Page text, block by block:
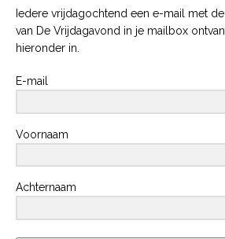
Iedere vrijdagochtend een e-mail met
van De Vrijdagavond in je mailbox
hieronder in.
E-mail
Voornaam
Achternaam